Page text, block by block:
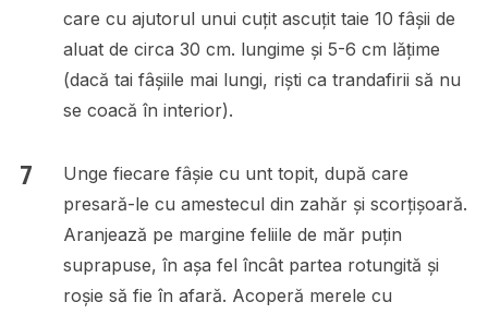
care cu ajutorul unui cuțit ascuțit taie 10 fâșii de
aluat de circa 30 cm. lungime și 5-6 cm lățime
(dacă tai fâșiile mai lungi, riști ca trandafirii să nu
se coacă în interior).
Unge fiecare fâșie cu unt topit, după care
presară-le cu amestecul din zahăr și scorțișoară.
Aranjează pe margine feliile de măr puțin
suprapuse, în așa fel încât partea rotungită și
roșie să fie în afară. Acoperă merele cu